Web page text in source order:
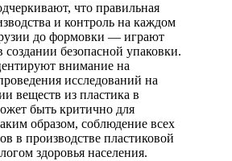
что правильная
и контроль на каждом
до формовки — играют
безопасной упаковки.
внимание на
исследований на
веществ из пластика в
быть критично для
образом, соблюдение всех
в производстве пластиковой
здоровья населения.